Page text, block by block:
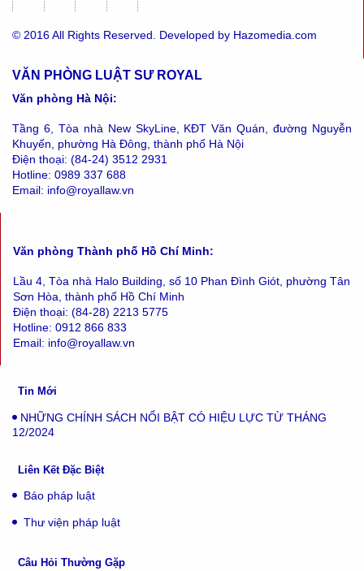
© 2016 All Rights Reserved. Developed by Hazomedia.com
VĂN PHÒNG LUẬT SƯ ROYAL
Văn phòng Hà Nội:
Tầng 6, Tòa nhà New SkyLine, KĐT Văn Quán, đường Nguyễn
Khuyến, phường Hà Đông, thành phố Hà Nội
Điện thoại: (84-24) 3512 2931
Hotline: 0989 337 688
Email: info@royallaw.vn
Văn phòng Thành phố Hồ Chí Minh:
Lầu 4, Tòa nhà Halo Building, số 10 Phan Đình Giót, phường Tân
Sơn Hòa, thành phố Hồ Chí Minh
Điện thoại: (84-28) 2213 5775
Hotline: 0912 866 833
Email: info@royallaw.vn
Tin Mới
NHỮNG CHÍNH SÁCH NỔI BẬT CÓ HIỆU LỰC TỪ THÁNG
12/2024
Liên Kết Đặc Biệt
Báo pháp luật
Thư viện pháp luật
Câu Hỏi Thường Gặp